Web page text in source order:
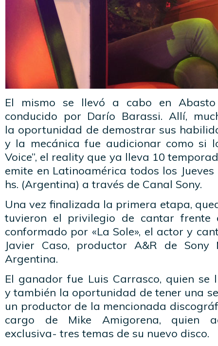
El mismo se llevó a cabo en
conducido por Darío Barassi. Allí,
la oportunidad de demostrar sus
y la mecánica fue audicionar como si
Voice”, el reality que ya lleva 10
emite en Latinoamérica todos los
hs. (Argentina) a través de Canal Sony.
Una vez finalizada la primera etapa,
tuvieron el privilegio de cantar
conformado por «La Sole», el actor y
Javier Caso, productor A&R de Sony
Argentina.
El ganador fue Luis Carrasco, quien se
y también la oportunidad de tener una
un productor de la mencionada
cargo de Mike Amigorena, quien
exclusiva- tres temas de su nuevo disco.